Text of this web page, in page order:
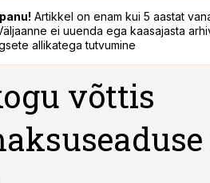
Artikkel on enam kui 5 aastat
ei uuenda ega kaasajasta
allikatega tutvumine
võttis